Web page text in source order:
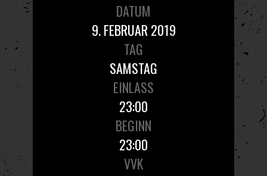
DATUM
9. FEBRUAR 2019
TAG
SAMSTAG
EINLASS
23:00
BEGINN
23:00
VVK